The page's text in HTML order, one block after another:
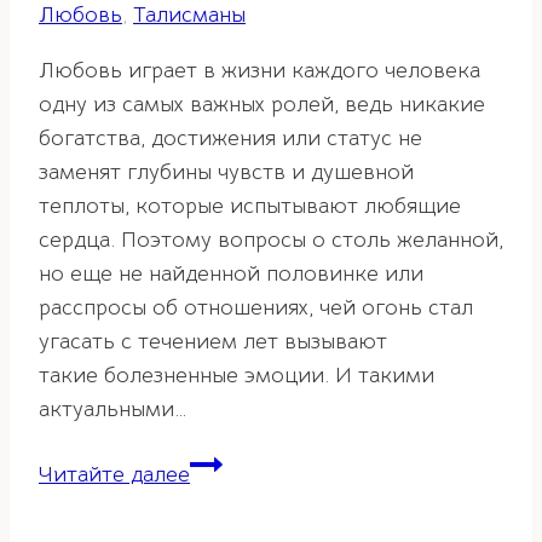
Любовь, Талисманы
Любовь играет в жизни каждого человека
одну из самых важных ролей, ведь никакие
богатства, достижения или статус не
заменят глубины чувств и душевной
теплоты, которые испытывают любящие
сердца. Поэтому вопросы о столь желанной,
но еще не найденной половинке или
расспросы об отношениях, чей огонь стал
угасать с течением лет вызывают
такие болезненные эмоции. И такими
актуальными…
Читайте далееПионы